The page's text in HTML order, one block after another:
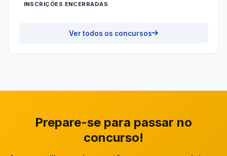
INSCRIÇÕES ENCERRADAS
Ver todos os concursos
Prepare-se para passar no
concurso!